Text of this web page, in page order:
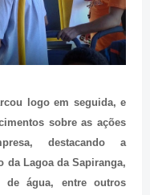
logo em seguida, e
sobre as ações
destacando a
da Lagoa da Sapiranga,
de água, entre outros